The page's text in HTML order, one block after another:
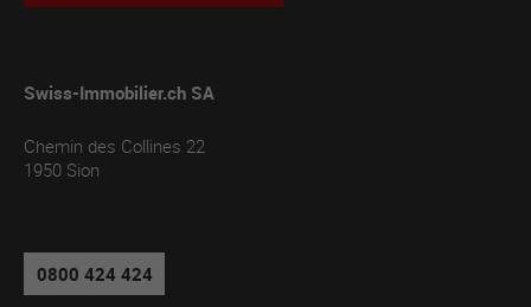
Swiss-Immobilier.ch SA
Chemin des Collines 22
1950 Sion
0800 424 424